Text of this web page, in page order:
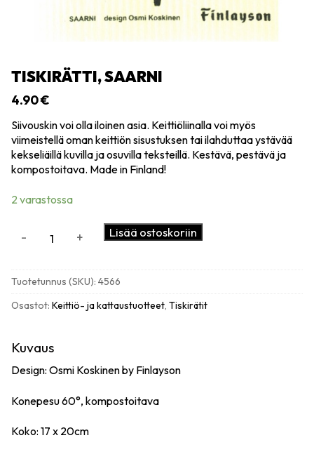
TISKIRÄTTI, SAARNI
4.90€
Siivouskin voi olla iloinen asia. Keittiöliinalla voi myös
viimeistellä oman keittiön sisustuksen tai ilahduttaa ystävää
kekseliäillä kuvilla ja osuvilla teksteillä. Kestävä, pestävä ja
kompostoitava. Made in Finland!
2 varastossa
- + Lisää ostoskoriin
Tuotetunnus (SKU): 4566
Osastot: Keittiö- ja kattaustuotteet, Tiskirätit
Kuvaus
Design: Osmi Koskinen by Finlayson
Konepesu 60°, kompostoitava
Koko: 17 x 20cm